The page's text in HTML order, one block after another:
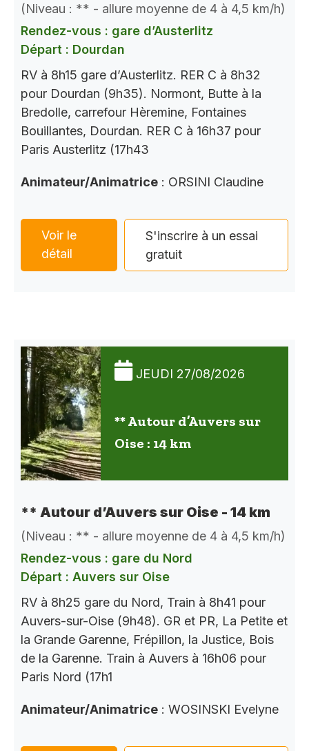
(Niveau : ** - allure moyenne de 4 à 4,5 km/h)
Rendez-vous : gare d’Austerlitz
Départ : Dourdan
RV à 8h15 gare d’Austerlitz. RER C à 8h32
pour Dourdan (9h35). Normont, Butte à la
Bredolle, carrefour Hèremine, Fontaines
Bouillantes, Dourdan. RER C à 16h37 pour
Paris Austerlitz (17h43
Animateur/Animatrice : ORSINI Claudine
Voir le
détail
S'inscrire à un essai
gratuit
JEUDI 27/08/2026
** Autour d’Auvers sur
Oise : 14 km
** Autour d’Auvers sur Oise - 14 km
(Niveau : ** - allure moyenne de 4 à 4,5 km/h)
Rendez-vous : gare du Nord
Départ : Auvers sur Oise
RV à 8h25 gare du Nord, Train à 8h41 pour
Auvers-sur-Oise (9h48). GR et PR, La Petite et
la Grande Garenne, Frépillon, la Justice, Bois
de la Garenne. Train à Auvers à 16h06 pour
Paris Nord (17h1
Animateur/Animatrice : WOSINSKI Evelyne